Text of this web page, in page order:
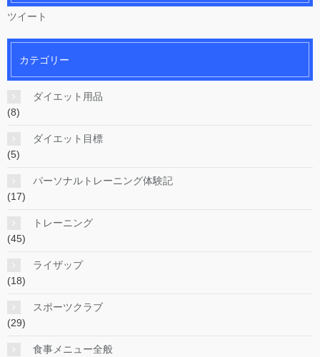
ツイート
カテゴリー
ダイエット用品
(8)
ダイエット目標
(5)
パーソナルトレーニング体験記
(17)
トレーニング
(45)
ライザップ
(18)
スポーツクラブ
(29)
食事メニュー全般